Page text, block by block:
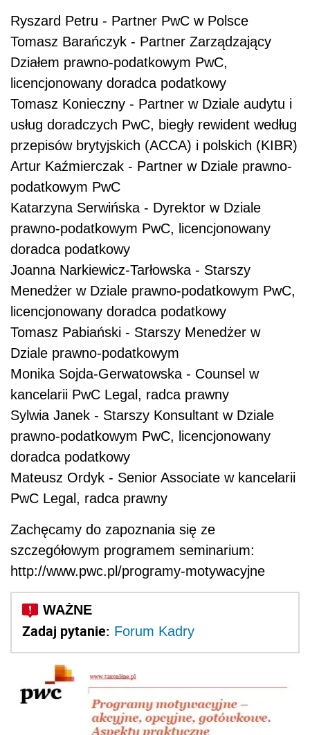
Ryszard Petru - Partner PwC w Polsce
Tomasz Barańczyk - Partner Zarządzający
Działem prawno-podatkowym PwC,
licencjonowany doradca podatkowy
Tomasz Konieczny - Partner w Dziale audytu i
usług doradczych PwC, biegły rewident według
przepisów brytyjskich (ACCA) i polskich (KIBR)
Artur Kaźmierczak - Partner w Dziale prawno-
podatkowym PwC
Katarzyna Serwińska - Dyrektor w Dziale
prawno-podatkowym PwC, licencjonowany
doradca podatkowy
Joanna Narkiewicz-Tarłowska - Starszy
Menedżer w Dziale prawno-podatkowym PwC,
licencjonowany doradca podatkowy
Tomasz Pabiański - Starszy Menedżer w
Dziale prawno-podatkowym
Monika Sojda-Gerwatowska - Counsel w
kancelarii PwC Legal, radca prawny
Sylwia Janek - Starszy Konsultant w Dziale
prawno-podatkowym PwC, licencjonowany
doradca podatkowy
Mateusz Ordyk - Senior Associate w kancelarii
PwC Legal, radca prawny
Zachęcamy do zapoznania się ze
szczegółowym programem seminarium:
http://www.pwc.pl/programy-motywacyjne
Zadaj pytanie: Forum Kadry